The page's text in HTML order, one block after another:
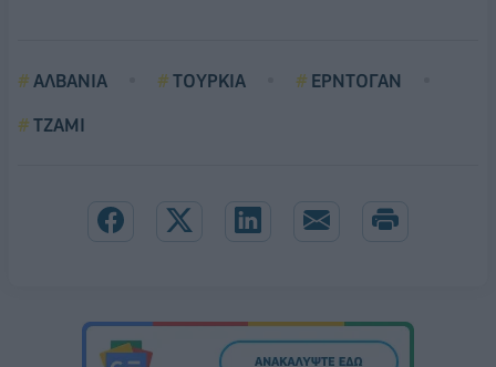
ΑΛΒΑΝΙΑ ΤΟΥΡΚΙΑ
ΕΡΝΤΟΓΑΝ
ΤΖΑΜΙ